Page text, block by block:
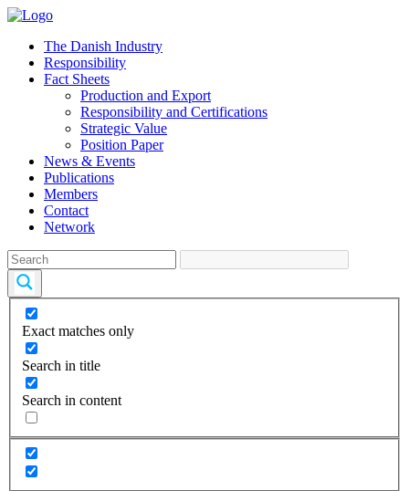
The Danish Industry
Responsibility
Fact Sheets
Production and Export
Responsibility and Certifications
Strategic Value
Position Paper
News & Events
Publications
Members
Contact
Network
Exact matches only
Search in title
Search in content